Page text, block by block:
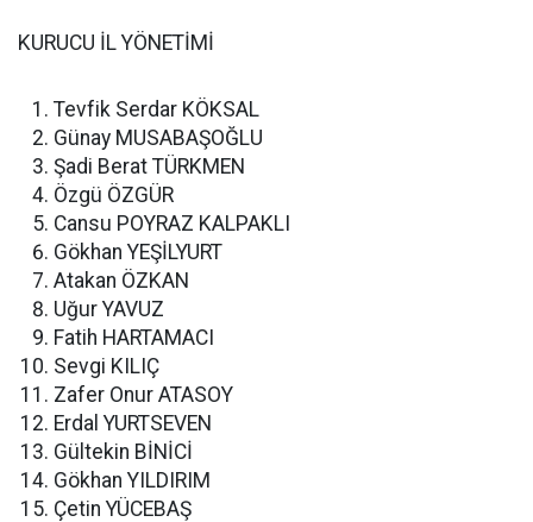
KURUCU İL YÖNETİMİ
Tevfik Serdar KÖKSAL
Günay MUSABAŞOĞLU
Şadi Berat TÜRKMEN
Özgü ÖZGÜR
Cansu POYRAZ KALPAKLI
Gökhan YEŞİLYURT
Atakan ÖZKAN
Uğur YAVUZ
Fatih HARTAMACI
Sevgi KILIÇ
Zafer Onur ATASOY
Erdal YURTSEVEN
Gültekin BİNİCİ
Gökhan YILDIRIM
Çetin YÜCEBAŞ